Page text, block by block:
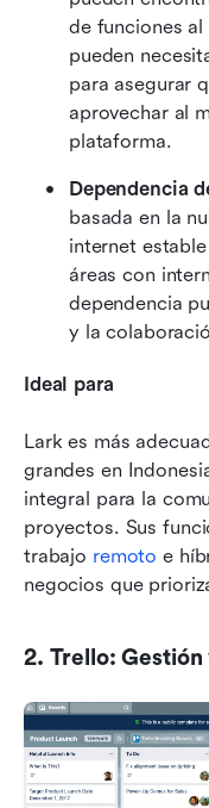
de funciones
pueden
para asegurar
aprovechar al
plataforma.
Dependencia
basada en la
internet
áreas con
dependencia
y la
Ideal para
Lark es más
grandes en
integral para la
proyectos. Sus
trabajo remoto e
negocios que
2. Trello: